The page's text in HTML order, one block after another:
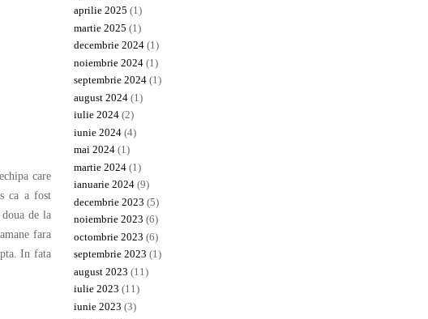
care
ca a fost
de la
fara
In fata
aprilie 2025 (1)
martie 2025 (1)
decembrie 2024 (1)
noiembrie 2024 (1)
septembrie 2024 (1)
august 2024 (1)
iulie 2024 (2)
iunie 2024 (4)
mai 2024 (1)
martie 2024 (1)
ianuarie 2024 (9)
decembrie 2023 (5)
noiembrie 2023 (6)
octombrie 2023 (6)
septembrie 2023 (1)
august 2023 (11)
iulie 2023 (11)
iunie 2023 (3)